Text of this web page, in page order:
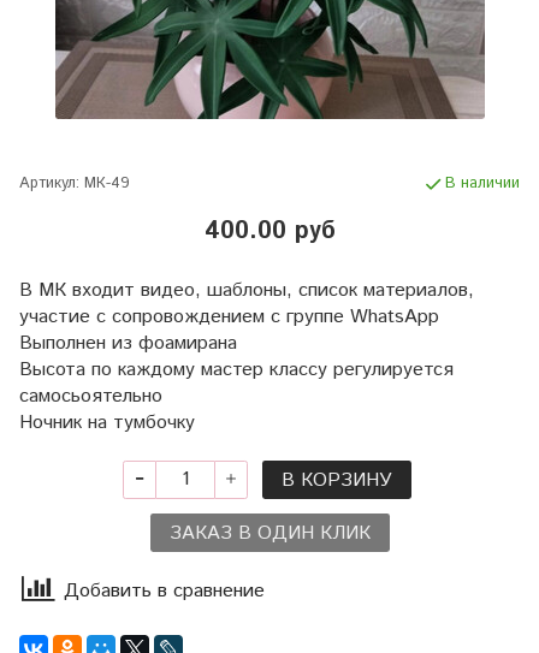
Артикул: МК-49 В наличии
400.00 руб
В МК входит видео, шаблоны, список материалов,
участие с сопровождением с группе WhatsApp
Выполнен из фоамирана
Высота по каждому мастер классу регулируется
самосьоятельно
Ночник на тумбочку
В КОРЗИНУ
ЗАКАЗ В ОДИН КЛИК
Добавить в сравнение